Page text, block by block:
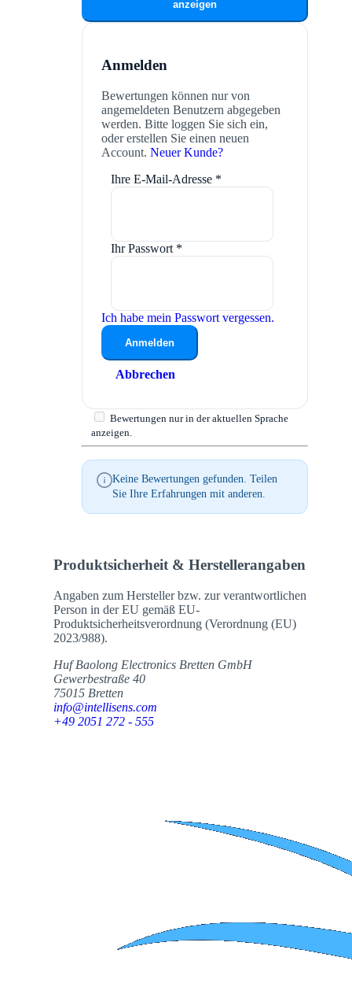
anzeigen
Anmelden
Bewertungen können nur von
angemeldeten Benutzern abgegeben
werden. Bitte loggen Sie sich ein,
oder erstellen Sie einen neuen
Account. Neuer Kunde?
Ihre E-Mail-Adresse *
Ihr Passwort *
Ich habe mein Passwort vergessen.
Anmelden
Abbrechen
Bewertungen nur in der aktuellen Sprache
anzeigen.
Keine Bewertungen gefunden. Teilen
Sie Ihre Erfahrungen mit anderen.
Produktsicherheit & Herstellerangaben
Angaben zum Hersteller bzw. zur verantwortlichen
Person in der EU gemäß EU-
Produktsicherheitsverordnung (Verordnung (EU)
2023/988).
Huf Baolong Electronics Bretten GmbH
Gewerbestraße 40
75015 Bretten
info@intellisens.com
+49 2051 272 - 555